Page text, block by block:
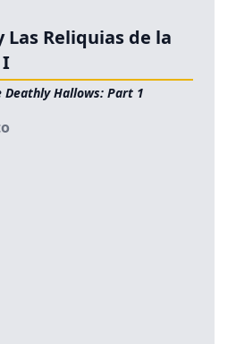
Reliquias de la
I
Hallows: Part 1